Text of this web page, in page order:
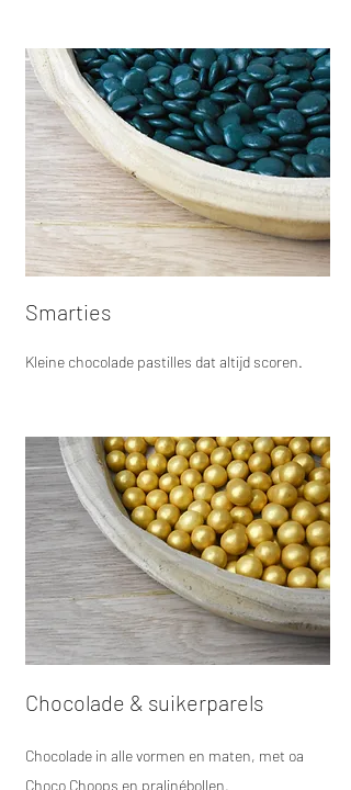
Smarties
Kleine chocolade pastilles dat altijd scoren.
Chocolade & suikerparels
Chocolade in alle vormen en maten, met oa
Choco Choops en pralinébollen.